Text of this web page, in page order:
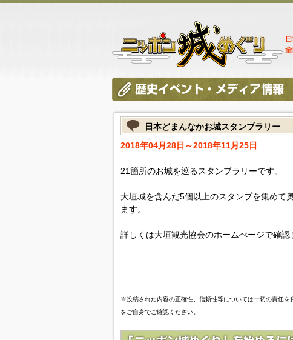
日本どまんなかお城スタンプラリー
2018年04月28日～2018年11月25日
21箇所のお城を巡るスタンプラリーです。
大垣城を含んだ5個以上のスタンプを集めて
ます。
詳しくは大垣観光協会のホームぺージで確認
※投稿された内容の正確性、信頼性等については一切の責任
をご自身でご確認ください。